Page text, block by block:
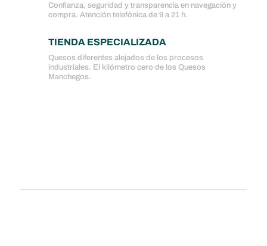
Confianza, seguridad y transparencia en navegación y
compra. Atención telefónica de 9 a 21 h.
TIENDA ESPECIALIZADA
Quesos diferentes alejados de los procesos
industriales. El kilómetro cero de los Quesos
Manchegos.